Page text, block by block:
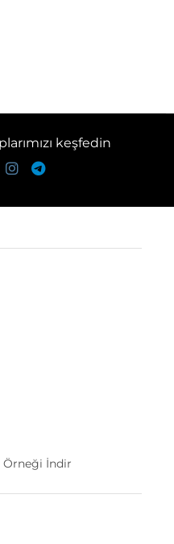
keşfedin
Örneği İndir